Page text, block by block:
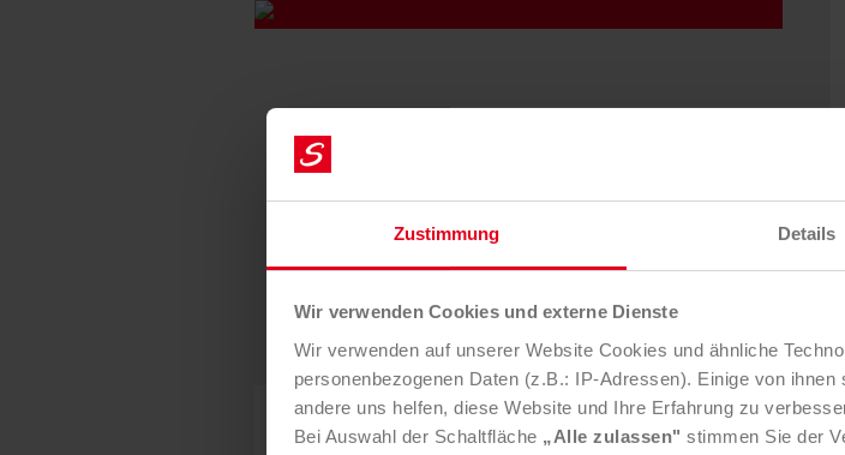
Zustimmung Details
Wir verwenden Cookies und externe Dienste
Wir verwenden auf unserer Website Cookies und ähnliche
personenbezogenen Daten (z.B.: IP-Adressen). Einige von
andere uns helfen, diese Website und Ihre Erfahrung zu
Bei Auswahl der Schaltfläche „Alle zulassen" stimmen Sie der
22. NOVEMBER 2021